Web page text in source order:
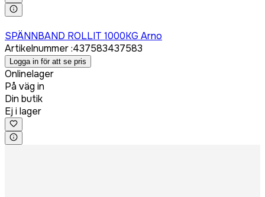
SPÄNNBAND ROLLIT 1000KG Arno
Artikelnummer:437583437583
Logga in för att se pris
Onlinelager
På väg in
Din butik
Ej i lager